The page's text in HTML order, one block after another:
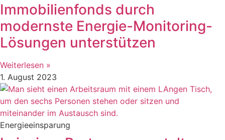
Immobilienfonds durch
modernste Energie-Monitoring-
Lösungen unterstützen
Weiterlesen »
1. August 2023
Energieeinsparung